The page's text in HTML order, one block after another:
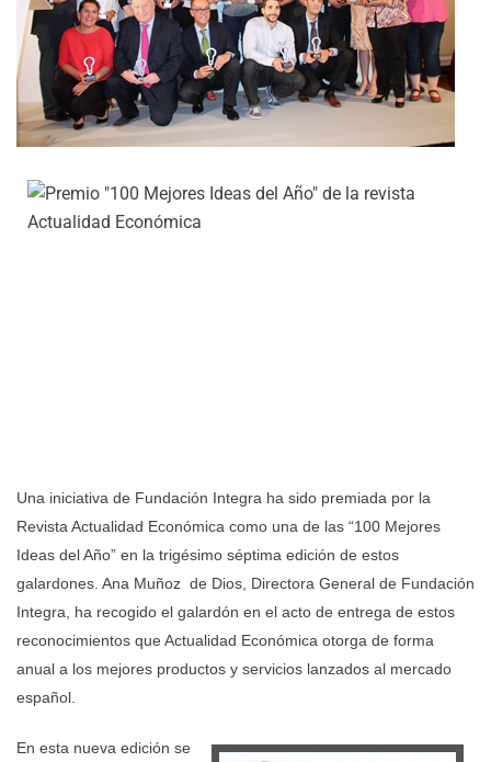
Una iniciativa de Fundación Integra ha sido premiada por la
Revista Actualidad Económica como una de las “100 Mejores
Ideas del Año” en la trigésimo séptima edición de estos
galardones. Ana Muñoz de Dios, Directora General de Fundación
Integra, ha recogido el galardón en el acto de entrega de estos
reconocimientos que Actualidad Económica otorga de forma
anual a los mejores productos y servicios lanzados al mercado
español.
En esta nueva edición se